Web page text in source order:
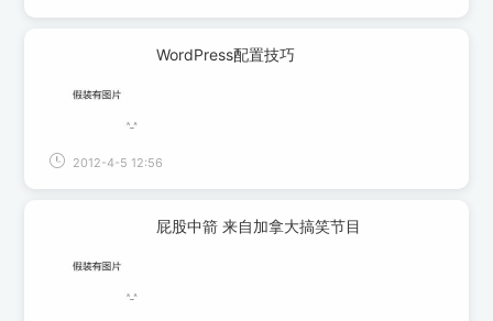
WordPress配置技巧
2012-4-5 12:56
屁股中箭 来自加拿大搞笑节目